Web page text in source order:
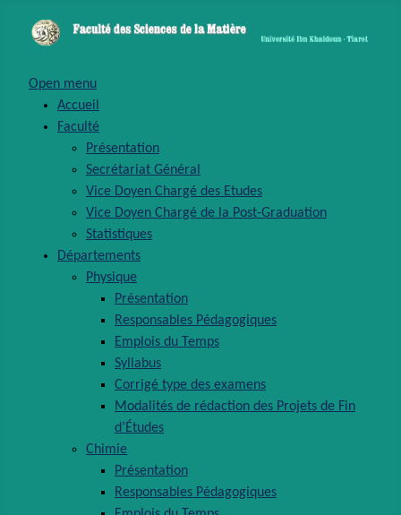
Open menu
Accueil
Faculté
Présentation
Secrétariat Général
Vice Doyen Chargé des Etudes
Vice Doyen Chargé de la Post-Graduation
Statistiques
Départements
Physique
Présentation
Responsables Pédagogiques
Emplois du Temps
Syllabus
Corrigé type des examens
Modalités de rédaction des Projets de Fin
d’Études
Chimie
Présentation
Responsables Pédagogiques